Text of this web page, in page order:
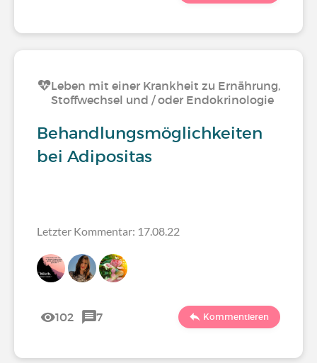
Leben mit einer Krankheit zu Ernährung,
Stoffwechsel und / oder Endokrinologie
Behandlungsmöglichkeiten
bei Adipositas
Letzter Kommentar: 17.08.22
102 7 Kommentieren